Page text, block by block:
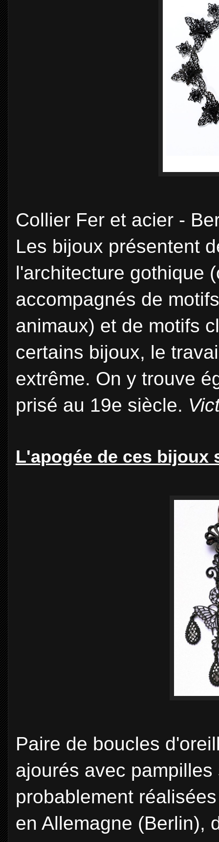
Collier Fer et acier -
Les bijoux présentent
l'architecture gothique
accompagnés de
animaux) et de motifs
certains bijoux, le
extrême. On y trouve
prisé au 19e siècle.
L'apogée de ces bijoux
Paire de boucles
ajourés avec
probablement
en Allemagne (Berlin),